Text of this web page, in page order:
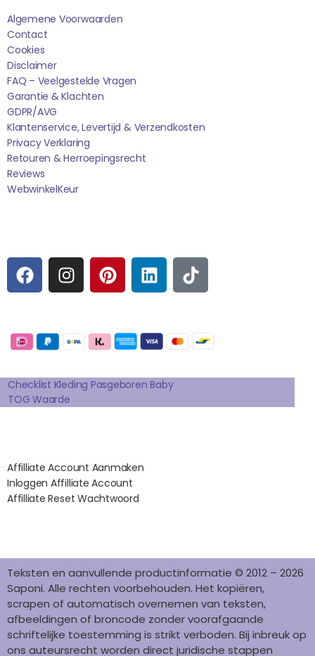
Algemene Voorwaarden
Contact
Cookies
Disclaimer
FAQ – Veelgestelde Vragen
Garantie & Klachten
GDPR/AVG
Klantenservice, Levertijd & Verzendkosten
Privacy Verklaring
Retouren & Herroepingsrecht
Reviews
WebwinkelKEur
F
A
C
B
O
O
K
I
N
S
A
R
A
M
P
I
N
E
R
E
S
T
L
I
N
E
D
I
N
T
I
K
O
K
Checklist Kleding Pasgeboren Baby
TOG Waarde
Affilliate Account Aanmaken
Inloggen Affilliate Account
Affilliate Reset Wachtwoord
Teksten en aanvullende productinformatie © 2012 – 2026
Saponi. Alle rechten voorbehouden. Het kopiëren,
scrapen of automatisch overnemen van teksten,
afbeeldingen of broncode zonder voorafgaande
schriftelijke toestemming is strikt verboden. Bij inbreuk op
ons auteursrecht worden direct juridische stappen